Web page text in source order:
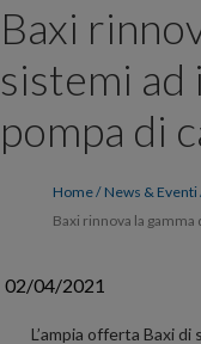
Baxi
sistemi ad
pompa di
Home
News & Eventi
Baxi rinnova la
02/04/2021
L’ampia offerta Baxi